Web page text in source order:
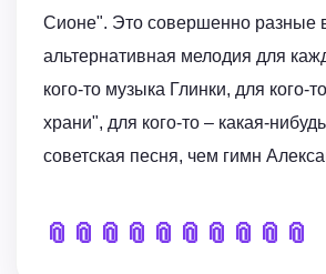
Сионе". Это совершенно разные
альтернативная мелодия для
кого-то музыка Глинки, для кого-
храни", для кого-то – какая-
советская песня, чем гимн
📎 📎 📎 📎 📎 📎 📎 📎 📎 📎